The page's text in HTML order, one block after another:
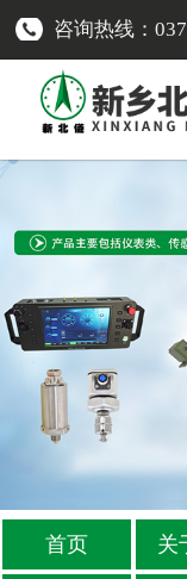
咨询热线：
首页 关